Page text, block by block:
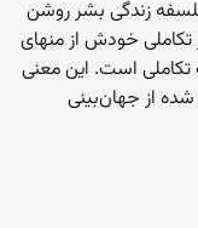
زندگی بشر روشن
خودش از منهای
است. این معنی
از جهان‌بینی